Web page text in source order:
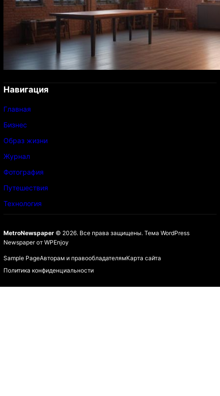
Навигация
Главная
Бизнес
Образ жизни
Журнал
Фотография
Путешествия
Технология
MetroNewspaper© 2026. Все права защищены. Тема WordPress
Newspaperот WPEnjoy
Sample PageАвторам и правообладателямКарта сайта
Политика конфиденциальности